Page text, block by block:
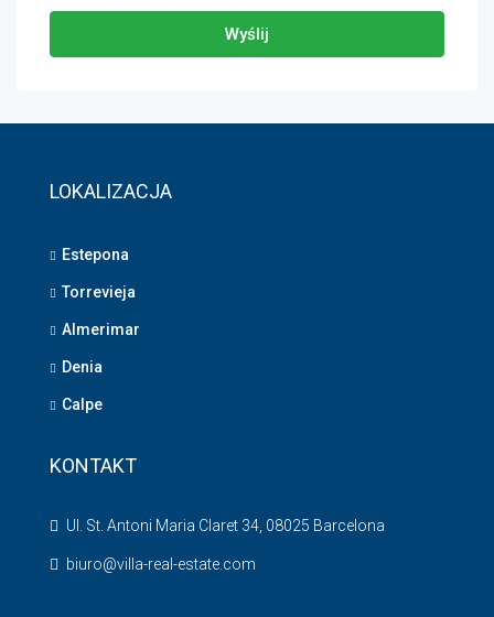
Wyślij
LOKALIZACJA
Estepona
Torrevieja
Almerimar
Denia
Calpe
KONTAKT
Ul. St. Antoni Maria Claret 34, 08025 Barcelona
biuro@villa-real-estate.com